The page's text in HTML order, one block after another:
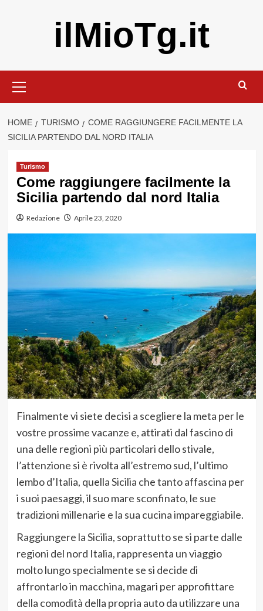
ilMioTg.it
principale
HOME TURISMO
COME RAGGIUNGERE FACILMENTE LA
SICILIA PARTENDO DAL NORD ITALIA
Turismo
Come raggiungere facilmente la
Sicilia partendo dal nord Italia
Redazione Aprile 23, 2020
Finalmente vi siete decisi a scegliere la meta per le
vostre prossime vacanze e, attirati dal fascino di
una delle regioni più particolari dello stivale,
l’attenzione si è rivolta all’estremo sud, l’ultimo
lembo d’Italia, quella Sicilia che tanto affascina per
i suoi paesaggi, il suo mare sconfinato, le sue
tradizioni millenarie e la sua cucina impareggiabile.
Raggiungere la Sicilia, soprattutto se si parte dalle
regioni del nord Italia, rappresenta un viaggio
molto lungo specialmente se si decide di
affrontarlo in macchina, magari per approfittare
della comodità della propria auto da utilizzare una